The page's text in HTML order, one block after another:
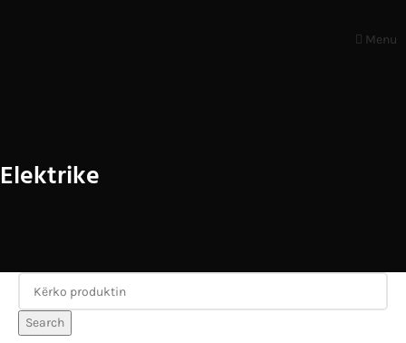
Menu
Elektrike
Search